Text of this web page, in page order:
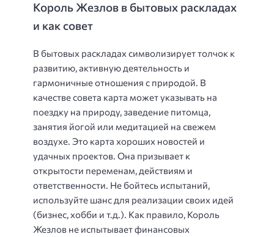
Король Жезлов в бытовых раскладах
и как совет
В бытовых раскладах символизирует толчок к
развитию, активную деятельность и
гармоничные отношения с природой. В
качестве совета карта может указывать на
поездку на природу, заведение питомца,
занятия йогой или медитацией на свежем
воздухе. Это карта хороших новостей и
удачных проектов. Она призывает к
открытости переменам, действиям и
ответственности. Не бойтесь испытаний,
используйте шанс для реализации своих идей
(бизнес, хобби и т.д.). Как правило, Король
Жезлов не испытывает финансовых